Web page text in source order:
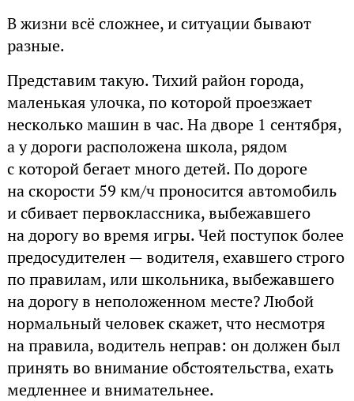
В жизни всё сложнее, и ситуации бывают
разные.
Представим такую. Тихий район города,
маленькая улочка, по которой проезжает
несколько машин в час. На дворе 1 сентября,
а у дороги расположена школа, рядом
с которой бегает много детей. По дороге
на скорости 59 км/ч проносится автомобиль
и сбивает первоклассника, выбежавшего
на дорогу во время игры. Чей поступок более
предосудителен — водителя, ехавшего строго
по правилам, или школьника, выбежавшего
на дорогу в неположенном месте? Любой
нормальный человек скажет, что несмотря
на правила, водитель неправ: он должен был
принять во внимание обстоятельства, ехать
медленнее и внимательнее.